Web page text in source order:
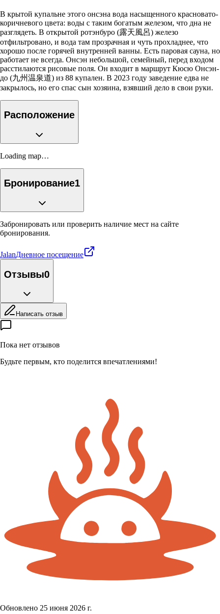
В крытой купальне этого онсэна вода насыщенного красновато-
коричневого цвета: воды с таким богатым железом, что дна не
разглядеть. В открытой ротэнбуро (露天風呂) железо
отфильтровано, и вода там прозрачная и чуть прохладнее, что
хорошо после горячей внутренней ванны. Есть паровая сауна, но
работает не всегда. Онсэн небольшой, семейный, перед входом
расстилаются рисовые поля. Он входит в маршрут Кюсю Онсэн-
до (九州温泉道) из 88 купален. В 2023 году заведение едва не
закрылось, но его спас сын хозяина, взявший дело в свои руки.
Расположение
Loading map…
Бронирование1
Забронировать или проверить наличие мест на сайте
бронирования.
JalanДневное посещение
Отзывы0
Написать отзыв
Пока нет отзывов
Будьте первым, кто поделится впечатлениями!
Обновлено 25 июня 2026 г.